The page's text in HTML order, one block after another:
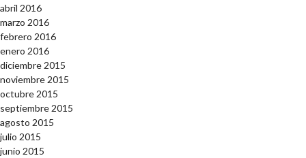
abril 2016
marzo 2016
febrero 2016
enero 2016
diciembre 2015
noviembre 2015
octubre 2015
septiembre 2015
agosto 2015
julio 2015
junio 2015